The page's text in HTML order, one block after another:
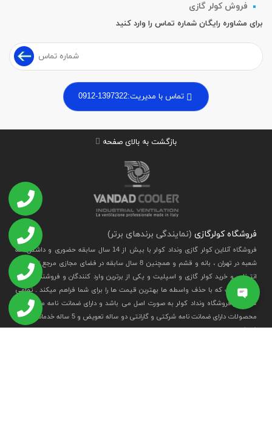
فروش کولر گازی
برای مشاوره رایگان شماره تماس را وارد کنید
تماس با مدیریت:0912-1397322
بازگشت به بالای صفحه
فروشگاه کولرگازی(نمایندگی برندهای برتر)
فروشگاه آنلاین کولر گازی ونداد کولر با بیش از 14 سال سابقه حضوری و داشتن سه
شعبه در تهران ، بانه و قشم و همچنین 8 سال سابقه در فضای مجازی مرجع تخصصی
انتخاب و خرید کولر گازی و اسپلیت و یکی از برترین وارد کنندگان و فروشندگان کولر
گازی هست که با حذف واسطه ها بهترین قیمت ها را برای شما فراهم میکند . تمامی
کالاها در فروشگاه ونداد کولر به صورت اصل می باشد و دارای ضمانت نامه می باشد .
محصولات دارای ضمانت نامه شرکتی و گارانتی دو ساله تعویض و 5 ساله خدمات پس از
فروش دارند.